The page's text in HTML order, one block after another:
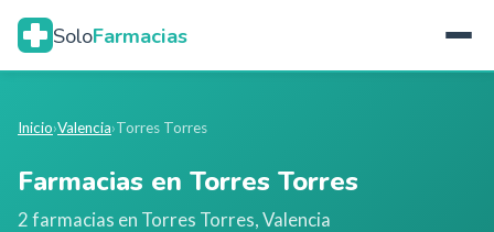
SoloFarmacias
Inicio›Valencia›Torres Torres
Farmacias en Torres Torres
2farmacias en Torres Torres,Valencia